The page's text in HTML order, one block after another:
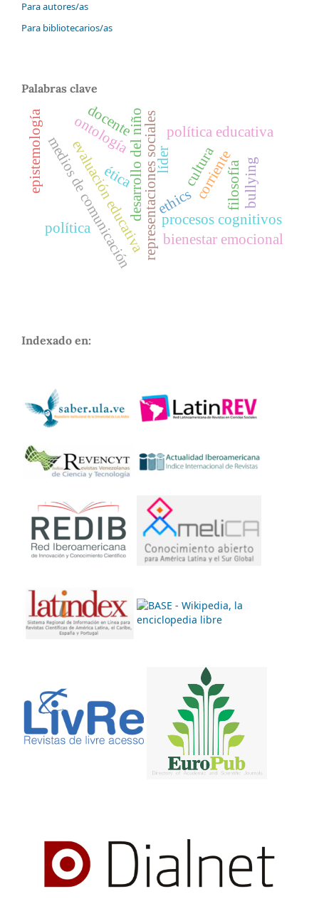
Para autores/as
Para bibliotecarios/as
Palabras clave
representaciones socialeslíder
política educativa
procesos cognitivos
evaluación educativa
medios de comunicación
política
ética
ethics
desarrollo del niño
epistemología corrientefilosofía
ontología
bullying
bienestar emocional
docente
cultura
Indexado en: